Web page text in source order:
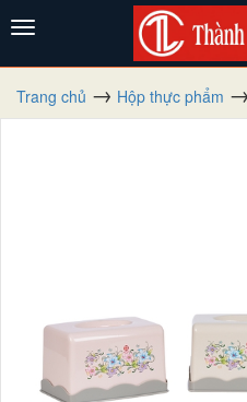
Trang chủ Hộp thực phẩm